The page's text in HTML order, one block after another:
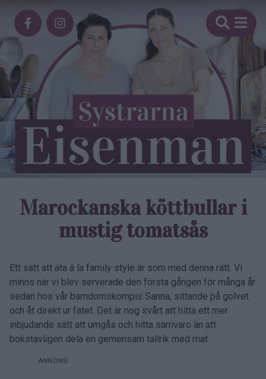
Marockanska köttbullar i
mustig tomatsås
Ett sätt att äta á la family style är som med denna rätt. Vi
minns när vi blev serverade den första gången för många år
sedan hos vår barndomskompis Sanna, sittande på golvet
och åt direkt ur fatet. Det är nog svårt att hitta ett mer
inbjudande sätt att umgås och hitta samvaro än att
bokstavligen dela en gemensam tallrik med mat.